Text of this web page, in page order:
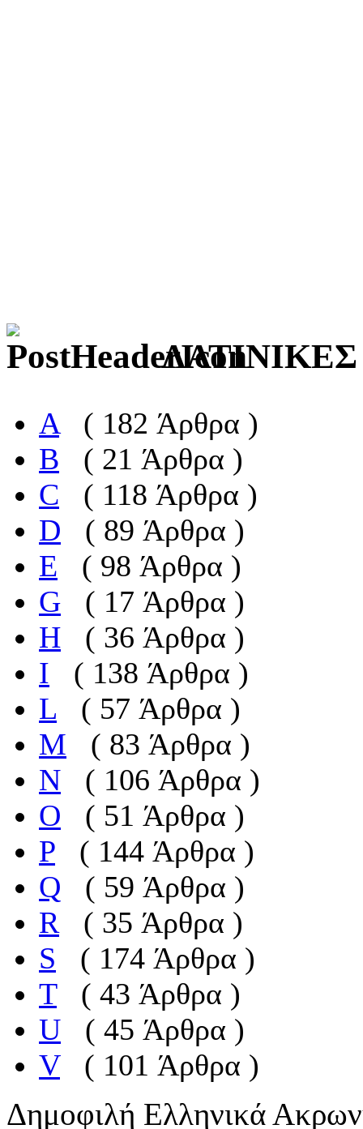
A
( 182 Άρθρα )
B
( 21 Άρθρα )
C
( 118 Άρθρα )
D
( 89 Άρθρα )
E
( 98 Άρθρα )
G
( 17 Άρθρα )
H
( 36 Άρθρα )
I
( 138 Άρθρα )
L
( 57 Άρθρα )
M
( 83 Άρθρα )
N
( 106 Άρθρα )
O
( 51 Άρθρα )
P
( 144 Άρθρα )
Q
( 59 Άρθρα )
R
( 35 Άρθρα )
S
( 174 Άρθρα )
T
( 43 Άρθρα )
U
( 45 Άρθρα )
V
( 101 Άρθρα )
Δημοφιλή Ελληνικά